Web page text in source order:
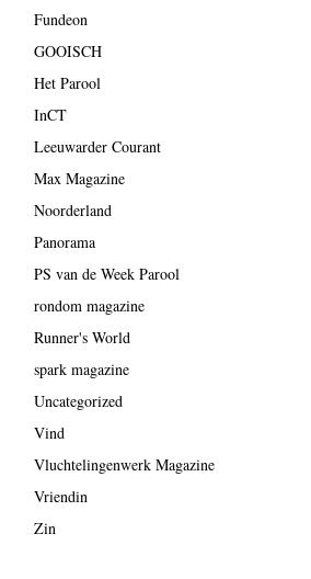
Fundeon
GOOISCH
Het Parool
InCT
Leeuwarder Courant
Max Magazine
Noorderland
Panorama
PS van de Week Parool
rondom magazine
Runner's World
spark magazine
Uncategorized
Vind
Vluchtelingenwerk Magazine
Vriendin
Zin